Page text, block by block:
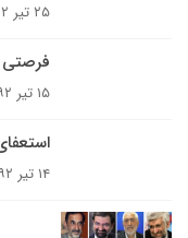
۲۵ تیر ۱۳۹۲
۱۵ تیر ۱۳۹۲
استعفای 9 وزیر اخوانی در اعتراض به
۱۴ تیر ۱۳۹۲